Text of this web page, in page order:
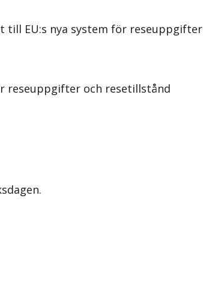
till EU:s nya system för
reseuppgifter och resetillstånd